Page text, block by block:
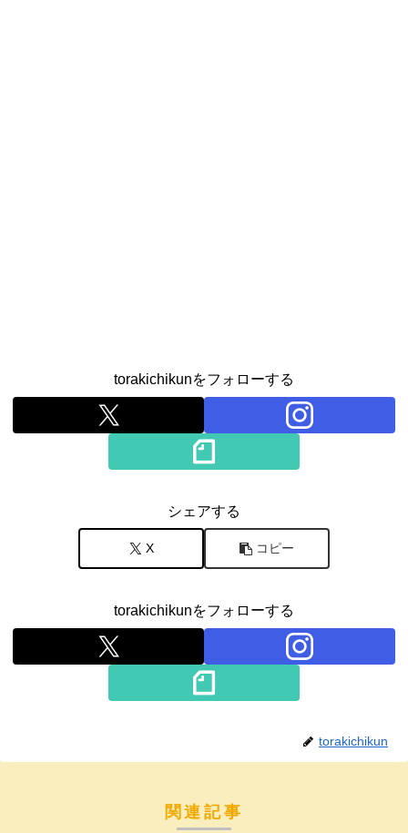
torakichikunをフォローする
シェアする
X コピー
torakichikunをフォローする
torakichikun
関連記事